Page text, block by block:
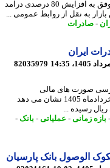
سرعت بخشید و طی 3 ماهه نخست سال جاری موفق به افزایش 80 درصدی درآمد
صادرات
ایران
82035979
صورت های مالی
حسابرسی نشده در بازه زمانی فروردین تا پایان خردادماه 1405 نشان می دهد
زمانی-عملیاتی-بانک -